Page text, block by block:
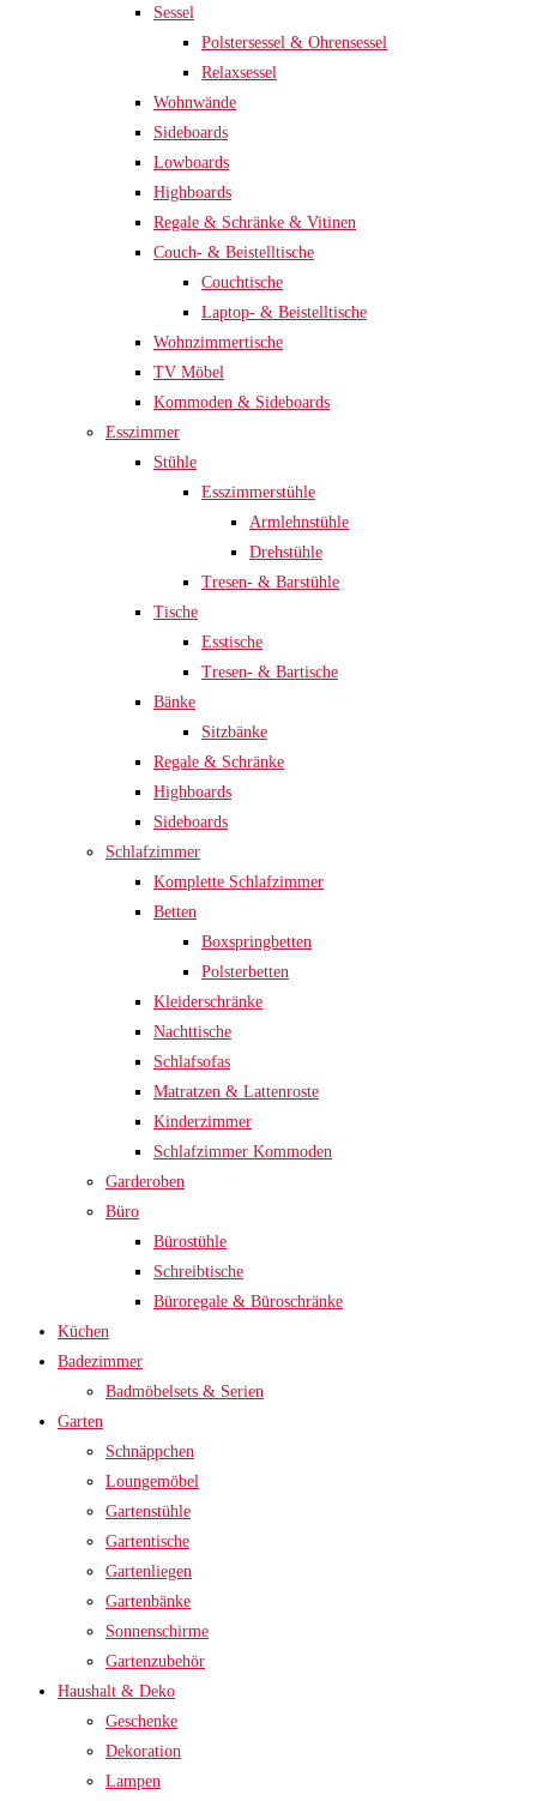
Sessel
Polstersessel & Ohrensessel
Relaxsessel
Wohnwände
Sideboards
Lowboards
Highboards
Regale & Schränke & Vitinen
Couch- & Beistelltische
Couchtische
Laptop- & Beistelltische
Wohnzimmertische
TV Möbel
Kommoden & Sideboards
Esszimmer
Stühle
Esszimmerstühle
Armlehnstühle
Drehstühle
Tresen- & Barstühle
Tische
Esstische
Tresen- & Bartische
Bänke
Sitzbänke
Regale & Schränke
Highboards
Sideboards
Schlafzimmer
Komplette Schlafzimmer
Betten
Boxspringbetten
Polsterbetten
Kleiderschränke
Nachttische
Schlafsofas
Matratzen & Lattenroste
Kinderzimmer
Schlafzimmer Kommoden
Garderoben
Büro
Bürostühle
Schreibtische
Büroregale & Büroschränke
Küchen
Badezimmer
Badmöbelsets & Serien
Garten
Schnäppchen
Loungemöbel
Gartenstühle
Gartentische
Gartenliegen
Gartenbänke
Sonnenschirme
Gartenzubehör
Haushalt & Deko
Geschenke
Dekoration
Lampen